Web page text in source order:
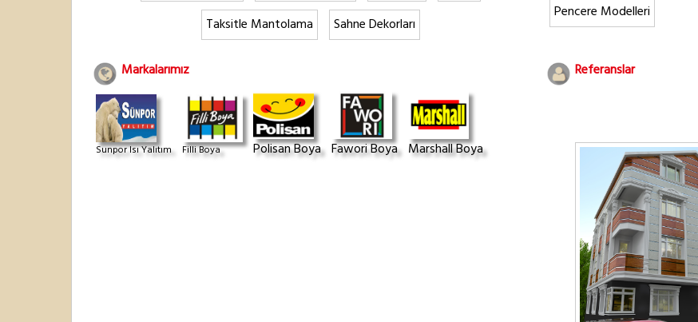
Taksitle Mantolama
Sahne Dekorları
Pencere Modelleri
Markalarımız
Sunpor Isı Yalıtım Filli Boya Polisan Boya Fawori Boya Marshall Boya
Referanslar